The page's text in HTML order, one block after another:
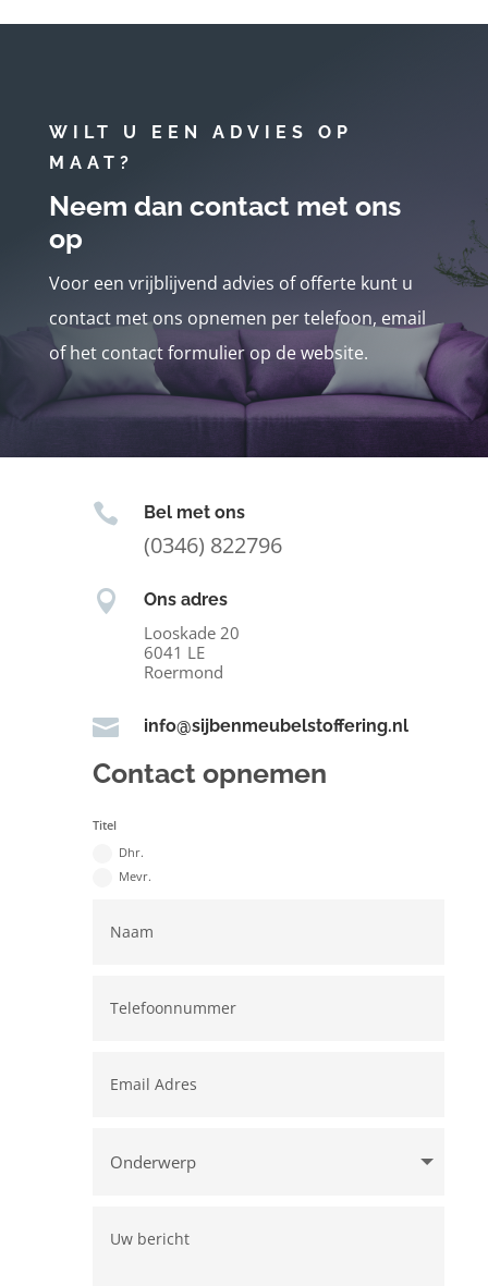
WILT U EEN ADVIES OP
MAAT?
Neem dan contact met ons
op
Voor een vrijblijvend advies of offerte kunt u
contact met ons opnemen per telefoon, email
of het contact formulier op de website.
 Bel met ons
(0346) 822796
 Ons adres
Looskade 20
6041 LE
Roermond
 info@sijbenmeubelstoffering.nl
Contact opnemen
Titel
Dhr.
Mevr.